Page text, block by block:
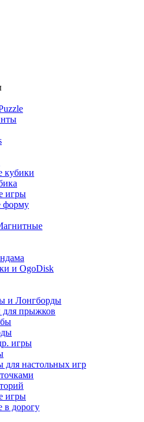
кубики
игры
и OgoDisk
и Лонгборды
прыжков
игры
для настольных игр
игры
дорогу